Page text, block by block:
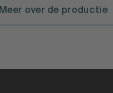
Meer over de productie